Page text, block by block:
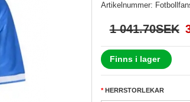
Artikelnummer:
1 041.70SEK
Finns i lager
HERRSTORLEKAR